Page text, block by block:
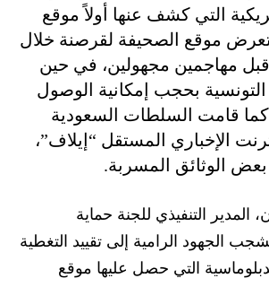
التي كشف عنها أولاً موقع
موقع الصحيفة لقرصنة خلال
مهاجمين مجهولين، في حين
بحجب إمكانية الوصول
كما قامت السلطات السعودية
ت الإخباري المستقل “إيلاف”،
الوثائق المسربة.
التنفيذي للجنة حماية
الجهود الرامية إلى تقييد التغطية
الدبلوماسية التي حصل عليها موقع